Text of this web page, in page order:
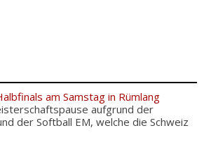
am Samstag in Rümlang
aufgrund der
der Softball EM, welche die Schweiz